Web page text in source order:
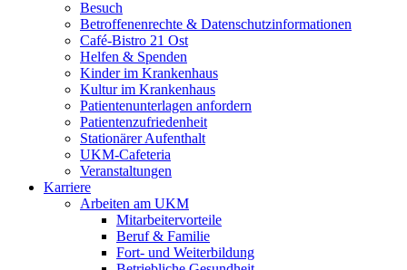
Besuch
Betroffenenrechte & Datenschutzinformationen
Café-Bistro 21 Ost
Helfen & Spenden
Kinder im Krankenhaus
Kultur im Krankenhaus
Patientenunterlagen anfordern
Patientenzufriedenheit
Stationärer Aufenthalt
UKM-Cafeteria
Veranstaltungen
Karriere
Arbeiten am UKM
Mitarbeitervorteile
Beruf & Familie
Fort- und Weiterbildung